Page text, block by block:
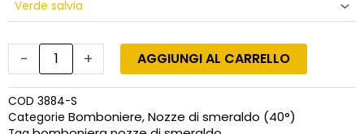
- + AGGIUNGI AL CARRELLO
COD 3884-S
Categorie Bomboniere, Nozze di smeraldo (40°)